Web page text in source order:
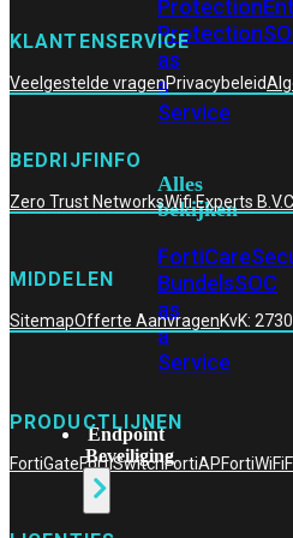
Protection
Protection
as
a
Service
Alles
bekijken
FortiCare
BundelsSOC
as
a
Service
Endpoint
Beveiliging
KLANTENSERVICE
Veelgestelde vragenPrivacybeleid
BEDRIJFINFO
Zero Trust NetworksWifi Experts B.V.
MIDDELEN
SitemapOfferte AanvragenKvK:
PRODUCTLIJNEN
FortiGateFortiSwitchFortiAPFortiWiFi